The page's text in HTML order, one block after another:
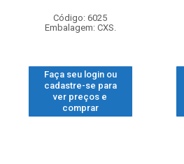
Código: 6025
Embalagem: CXS.
Faça seu login ou
cadastre-se para
ver preços e
comprar